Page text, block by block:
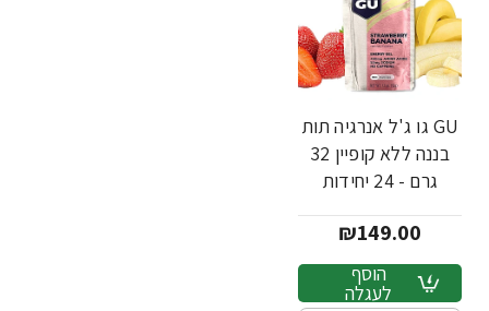
GU גו ג'ל אנרגיה תות
בננה ללא קופיין 32
גרם - 24 יחידות
₪149.00
הוסף
לעגלה